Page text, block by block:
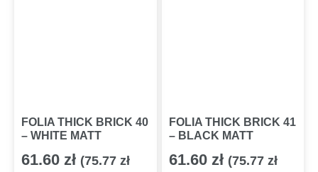
FOLIA THICK BRICK 40
– WHITE MATT
61.60 zł (75.77 zł
FOLIA THICK BRICK 41
– BLACK MATT
61.60 zł (75.77 zł